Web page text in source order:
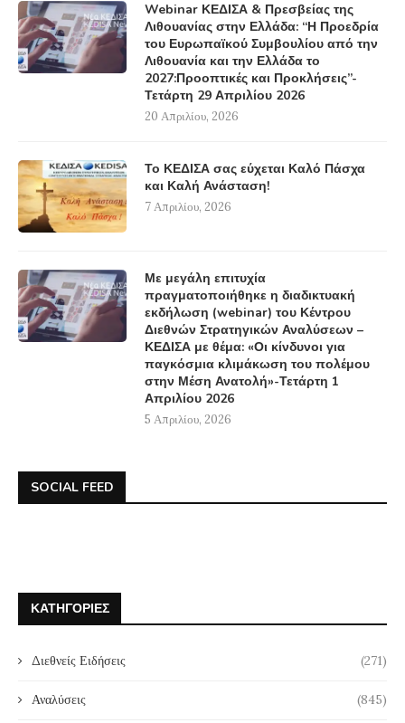
Webinar ΚΕΔΙΣΑ & Πρεσβείας της
Λιθουανίας στην Ελλάδα: “Η Προεδρία
του Ευρωπαϊκού Συμβουλίου από την
Λιθουανία και την Ελλάδα το
2027:Προοπτικές και Προκλήσεις”-
Τετάρτη 29 Απριλίου 2026
20 Απριλίου, 2026
Το ΚΕΔΙΣΑ σας εύχεται Καλό Πάσχα
και Καλή Ανάσταση!
7 Απριλίου, 2026
Με μεγάλη επιτυχία
πραγματοποιήθηκε η διαδικτυακή
εκδήλωση (webinar) του Κέντρου
Διεθνών Στρατηγικών Αναλύσεων –
ΚΕΔΙΣΑ με θέμα: «Οι κίνδυνοι για
παγκόσμια κλιμάκωση του πολέμου
στην Μέση Ανατολή»-Τετάρτη 1
Απριλίου 2026
5 Απριλίου, 2026
SOCIAL FEED
ΚΑΤΗΓΟΡΊΕΣ
Διεθνείς Ειδήσεις (271)
Αναλύσεις (845)